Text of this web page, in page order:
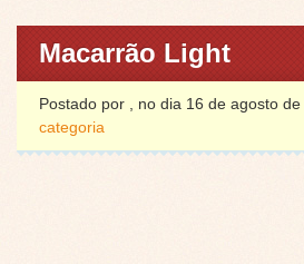
Macarrão Light
Postado por , no dia 16 de agosto
categoria